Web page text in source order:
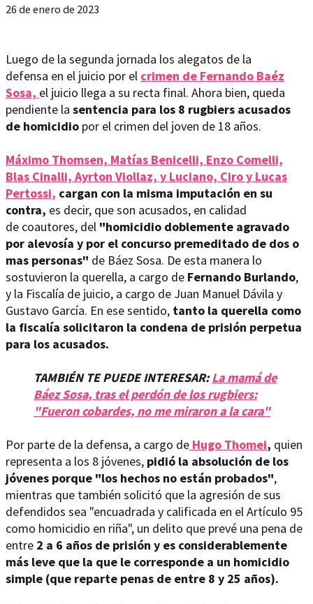
26 de enero de 2023
Luego de la segunda jornada los alegatos de la
defensa en el juicio por el crimen de Fernando Baéz
Sosa, el juicio llega a su recta final. Ahora bien, queda
pendiente la sentencia para los 8 rugbiers acusados
de homicidio por el crimen del joven de 18 años.
Máximo Thomsen, Matías Benicelli, Enzo Comelli,
Blas Cinalli, Ayrton Viollaz, y Luciano, Ciro y Lucas
Pertossi, cargan con la misma imputación en su
contra, es decir, que son acusados, en calidad
de coautores, del "homicidio doblemente agravado
por alevosía y por el concurso premeditado de dos o
mas personas" de Báez Sosa. De esta manera lo
sostuvieron la querella, a cargo de Fernando Burlando,
y la Fiscalía de juicio, a cargo de Juan Manuel Dávila y
Gustavo García. En ese sentido, tanto la querella como
la fiscalía solicitaron la condena de prisión perpetua
para los acusados.
TAMBIÉN TE PUEDE INTERESAR:La mamá de
Báez Sosa, tras el perdón de los rugbiers:
"Fueron cobardes, no me miraron a la cara"
Por parte de la defensa, a cargo de Hugo Thomei, quien
representa a los 8 jóvenes, pidió la absolución de los
jóvenes porque "los hechos no están probados",
mientras que también solicitó que la agresión de sus
defendidos sea "encuadrada y calificada en el Artículo 95
como homicidio en riña", un delito que prevé una pena de
entre 2 a 6 años de prisión y es considerablemente
más leve que la que le corresponde a un homicidio
simple (que reparte penas de entre 8 y 25 años).